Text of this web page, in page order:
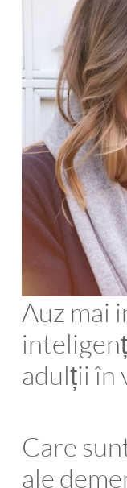
Auz mai
adulții în
Care
ale